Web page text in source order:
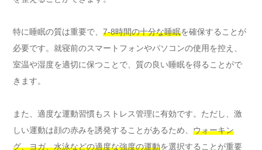
特に睡眠の質は重要で、 7-8時間の十分な睡眠を確保することが
必要です。就寝前のスマートフォンやパソコンの使用を控え、
室温や湿度を適切に保つことで、質の良い睡眠を得ることがで
きます。
また、適度な運動習慣もストレス管理に有効です。ただし、激
しい運動は顔の赤みを誘発することがあるため、 ウォーキン
グ、ヨガ、水泳などの適度な強度の運動を選択することが重要